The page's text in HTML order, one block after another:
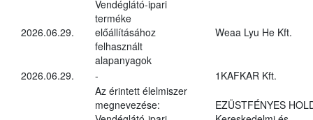
2026.06.29.
Vendéglátó-ipari
terméke
előállításához
felhasznált
alapanyagok
Weaa Lyu He Kft.
2026.06.29. - 1KAFKAR Kft.
Az érintett élelmiszer
megnevezése:
EZÜSTFÉNYES